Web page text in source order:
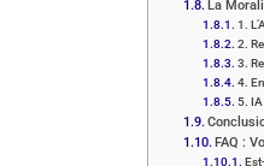
La
1.
2.
3.
4.
5.
FAQ :